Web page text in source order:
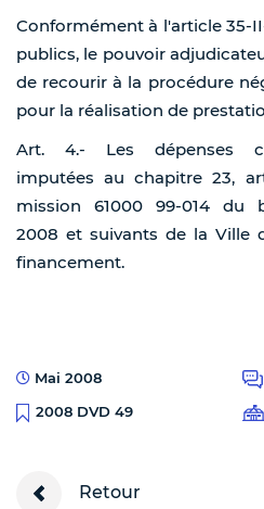
Conformément à l'article 35-
publics, le pouvoir
de recourir à la procédure
pour la réalisation de
Art. 4.- Les dépenses
imputées au chapitre 23,
mission 61000 99-014 du
2008 et suivants de la Ville
financement.
Mai 2008
2008 DVD 49
Retour